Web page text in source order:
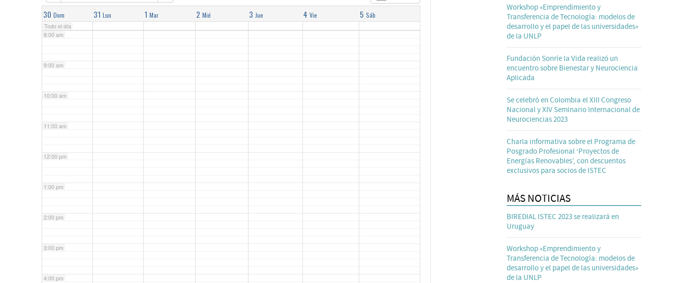
30 Dom 31 Lun 1 Mar 2 Mié 3 Jue 4 Vie 5 Sáb
Todo el día
7:00 am
8:00 am
9:00 am
10:00 am
11:00 am
12:00 pm
1:00 pm
2:00 pm
3:00 pm
4:00 pm
Workshop «Emprendimiento y
Transferencia de Tecnología: modelos de
desarrollo y el papel de las universidades»
de la UNLP
Fundación Sonríe la Vida realizó un
encuentro sobre Bienestar y Neurociencia
Aplicada
Se celebró en Colombia el XIII Congreso
Nacional y XIV Seminario Internacional de
Neurociencias 2023
Charla informativa sobre el Programa de
Posgrado Profesional ‘Proyectos de
Energías Renovables’, con descuentos
exclusivos para socios de ISTEC
MÁS NOTICIAS
BIREDIAL ISTEC 2023 se realizará en
Uruguay
Workshop «Emprendimiento y
Transferencia de Tecnología: modelos de
desarrollo y el papel de las universidades»
de la UNLP